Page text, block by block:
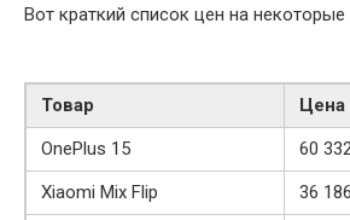
Вот краткий список цен на некоторые
Товар
Цена
OnePlus 15
60
Xiaomi Mix Flip
36 186